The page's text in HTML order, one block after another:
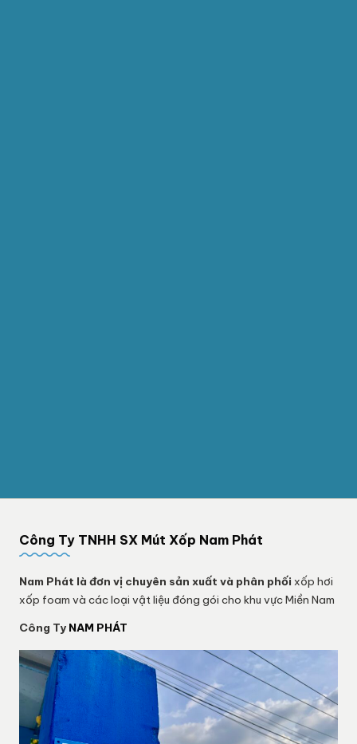
Công Ty TNHH SX Mút Xốp Nam Phát
Nam Phát là đơn vị chuyên sản xuất và phân phối xốp hơi
xốp foam và các loại vật liệu đóng gói cho khu vực Miền Nam
Công Ty NAM PHÁT